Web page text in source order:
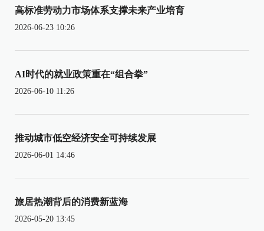
高标准劳动力市场体系支撑未来产业培育
2026-06-23 10:26
AI时代的就业政策重在“组合拳”
2026-06-10 11:26
推动城市低空经济安全可持续发展
2026-06-01 14:46
旅居热潮背后的消费新蓝海
2026-05-20 13:45